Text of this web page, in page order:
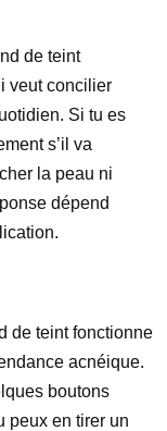
de teint
veut concilier
Si tu es
s’il va
la peau ni
dépend
de teint fonctionne
acnéique.
boutons
peux en tirer un